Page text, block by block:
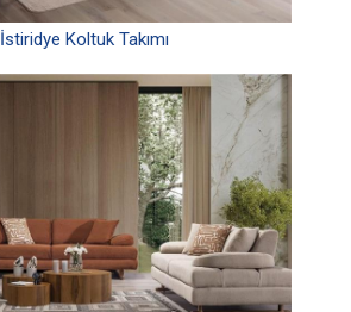
İstiridye Koltuk Takımı